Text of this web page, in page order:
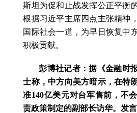
斯坦为促和止战发挥公正平衡
根据习近平主席四点主张精神
国际社会一道，为早日恢复中
积极贡献。
彭博社记者：据《金融时
士称，中方向美方暗示，在特
准140亿美元对台军售前，不
责政策制定的副部长访华。发